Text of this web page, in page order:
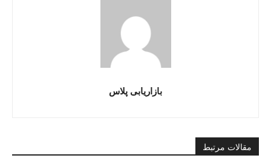
بازاریابی پلاس
مقالات مرتبط